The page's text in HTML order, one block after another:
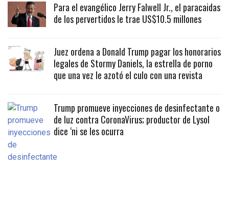
Para el evangélico Jerry Falwell Jr., el paracaidas
de los pervertidos le trae US$10.5 millones
Juez ordena a Donald Trump pagar los honorarios
legales de Stormy Daniels, la estrella de porno
que una vez le azotó el culo con una revista
Trump promueve inyecciones de desinfectante o
de luz contra CoronaVirus; productor de Lysol
dice ‘ni se les ocurra